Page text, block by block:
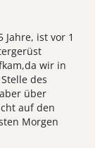
Jahre, ist vor 1
wir in
des
über
auf den
Morgen